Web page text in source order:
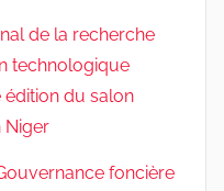
de la recherche
technologique
édition du salon
Niger
foncière